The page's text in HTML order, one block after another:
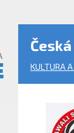
KULTURA